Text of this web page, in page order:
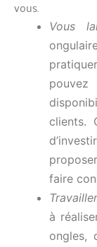
vous.
Vous
clients.
faire
à
ongles,